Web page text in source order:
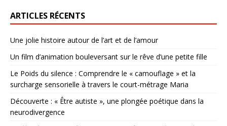
ARTICLES RÉCENTS
Une jolie histoire autour de l’art et de l’amour
Un film d’animation bouleversant sur le rêve d’une petite fille
Le Poids du silence : Comprendre le « camouflage » et la
surcharge sensorielle à travers le court-métrage Maria
Découverte : « Être autiste », une plongée poétique dans la
neurodivergence